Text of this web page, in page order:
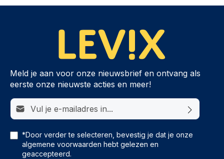
Meld je aan voor onze nieuwsbrief en ontvang als
eerste onze nieuwste acties en meer!
E-mailadres*
*Door verder te selecteren, bevestig je dat je onze
algemene voorwaarden hebt gelezen en
geaccepteerd.